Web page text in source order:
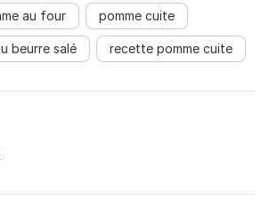
au four pomme cuite
beurre salé recette pomme cuite